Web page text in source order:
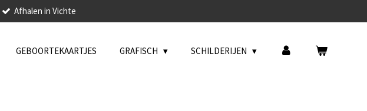
Afhalen in Vichte
GEBOORTEKAARTJES GRAFISCH SCHILDERIJEN